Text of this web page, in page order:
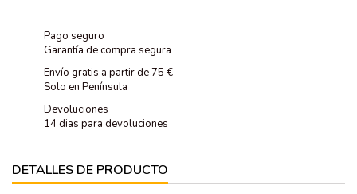
Pago seguro
Garantía de compra segura
Envío gratis a partir de 75 €
Solo en Península
Devoluciones
14 dias para devoluciones
DETALLES DE PRODUCTO